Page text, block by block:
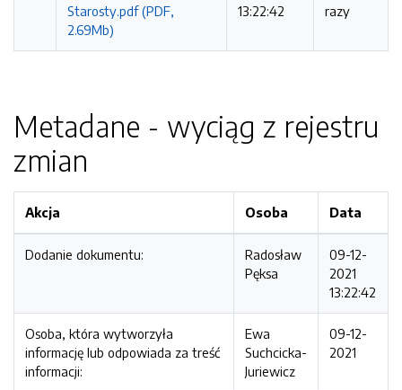
Starosty.pdf (PDF,
2.69Mb)
13:22:42
razy
Metadane - wyciąg z rejestru
zmian
Akcja Osoba Data
Dodanie dokumentu:
Radosław
Pęksa
09-12-
2021
13:22:42
Osoba, która wytworzyła
informację lub odpowiada za treść
informacji:
Ewa
Suchcicka-
Juriewicz
09-12-
2021